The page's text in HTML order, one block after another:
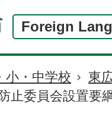
Foreign
小・中学校
東
止委員会設置要